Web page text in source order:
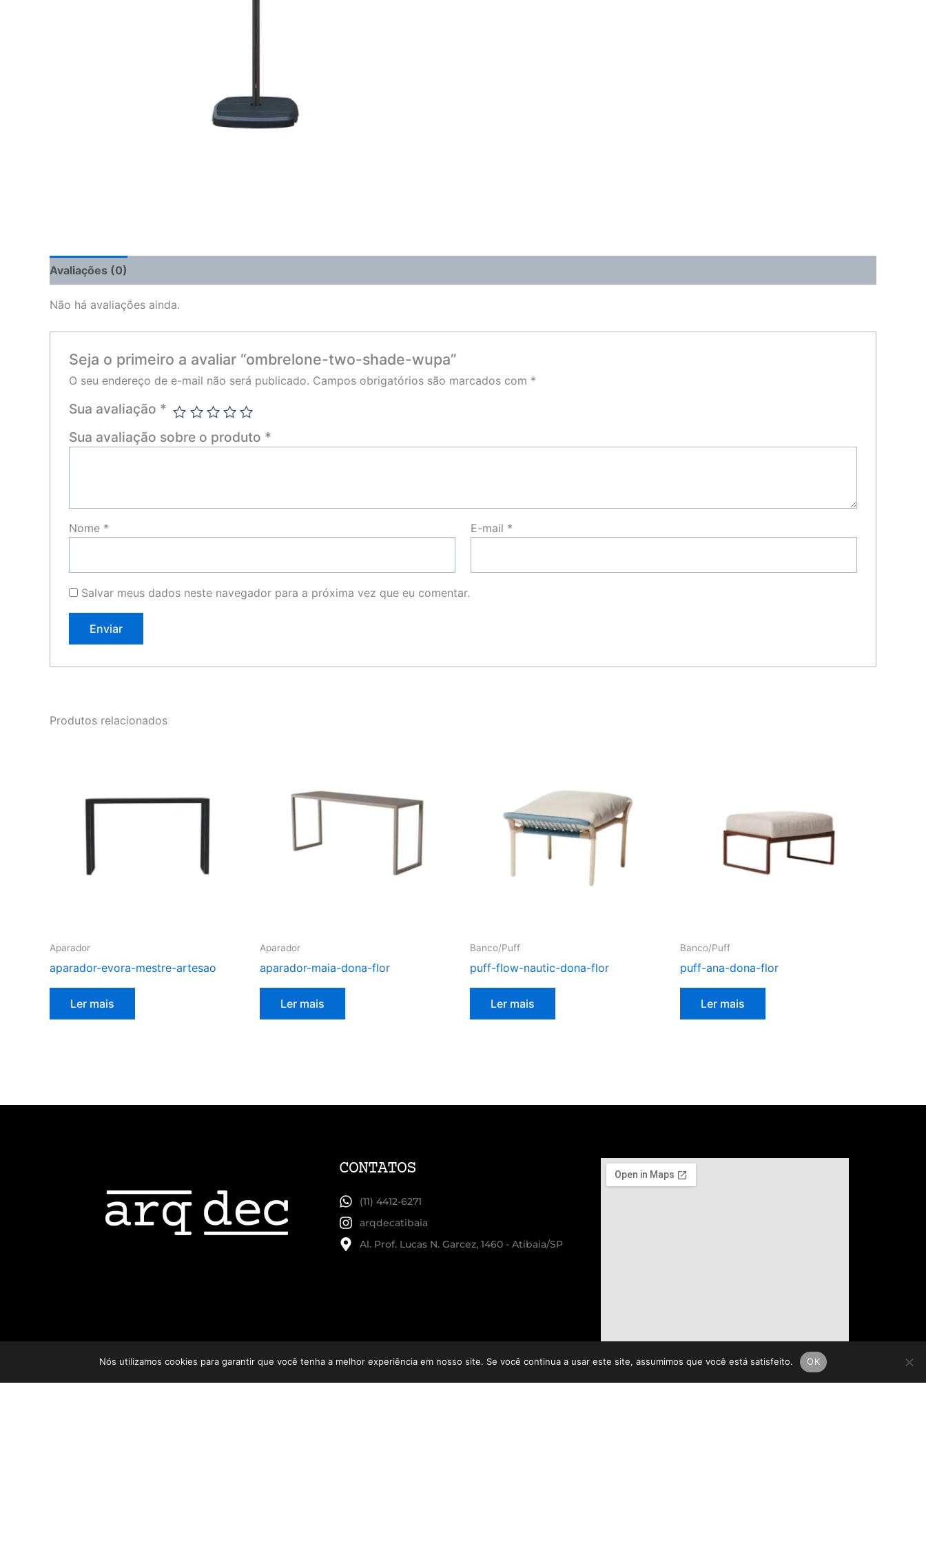
Avaliações (0)
Não há avaliações ainda.
Seja o primeiro a avaliar “ombrelone-two-shade-wupa”
O seu endereço de e-mail não será publicado. Campos obrigatórios são marcados com *
Sua avaliação *
Sua avaliação sobre o produto *
Nome * E-mail *
Salvar meus dados neste navegador para a próxima vez que eu comentar.
Produtos relacionados
Aparador
aparador-evora-mestre-artesao
Ler mais
Aparador
aparador-maia-dona-flor
Ler mais
Banco/Puff
puff-flow-nautic-dona-flor
Ler mais
Banco/Puff
puff-ana-dona-flor
Ler mais
CONTATOS
(11) 4412-6271
arqdecatibaia
Al. Prof. Lucas N. Garcez, 1460 - Atibaia/SP
Nós utilizamos cookies para garantir que você tenha a melhor experiência em nosso site. Se você continua a usar este site, assumimos que você está satisfeito. OK